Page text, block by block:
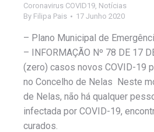
Coronavirus COVID19 Notícias
By Filipa Pais 17 Junho 2020
– Plano Municipal de
– INFORMAÇÃO Nº 78 DE 17
(zero) casos novos COVID-19
no Concelho de Nelas Neste
de Nelas, não há qualquer
infectada por COVID-19,
curados.